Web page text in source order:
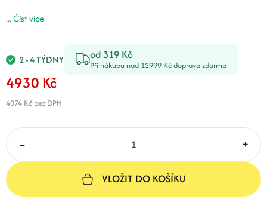
...Číst více
2 - 4 TÝDNY od 319 Kč
Při nákupu nad 12999 Kč doprava zdarma
4930 Kč
4074 Kč bez DPH
– +
VLOŽIT DO KOŠÍKU